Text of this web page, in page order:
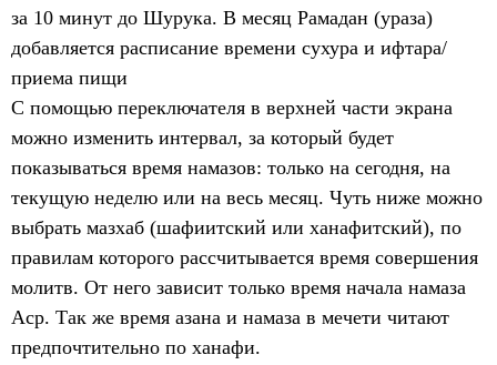
за 10 минут до Шурука. В месяц Рамадан (ураза)
добавляется расписание времени сухура и ифтара/
приема пищи
С помощью переключателя в верхней части экрана
можно изменить интервал, за который будет
показываться время намазов: только на сегодня, на
текущую неделю или на весь месяц. Чуть ниже можно
выбрать мазхаб (шафиитский или ханафитский), по
правилам которого рассчитывается время совершения
молитв. От него зависит только время начала намаза
Аср. Так же время азана и намаза в мечети читают
предпочтительно по ханафи.